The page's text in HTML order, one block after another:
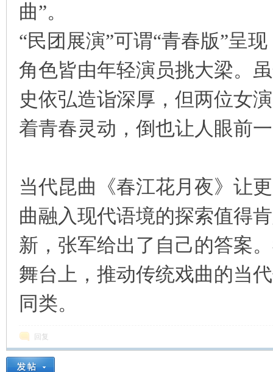
曲”。
“民团展演”可谓“青春版”呈
角色皆由年轻演员挑大梁。
史依弘造诣深厚，但两位女
着青春灵动，倒也让人眼前
当代昆曲《春江花月夜》让
曲融入现代语境的探索值得
新，张军给出了自己的答案
舞台上，推动传统戏曲的当
同类。
回复